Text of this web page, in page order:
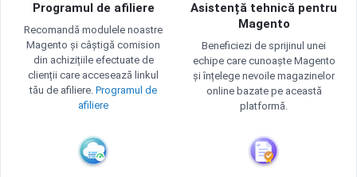
Programul de afiliere
Recomandă modulele noastre
Magento și câștigă comision
din achizițiile efectuate de
clienții care accesează linkul
tău de afiliere. Programul de
afiliere
Asistență tehnică pentru
Magento
Beneficiezi de sprijinul unei
echipe care cunoaște Magento
și înțelege nevoile magazinelor
online bazate pe această
platformă.